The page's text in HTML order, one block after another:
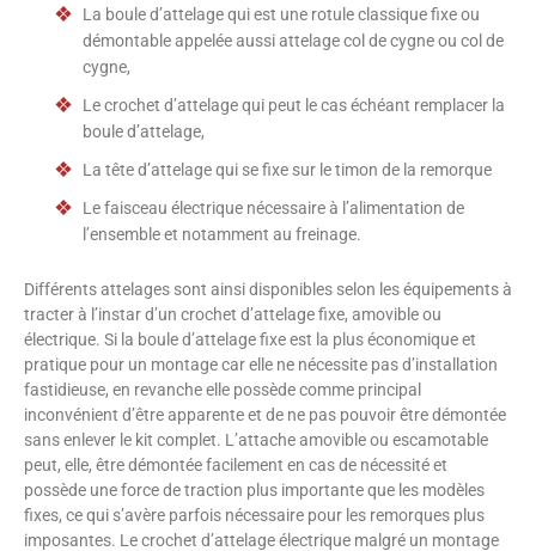
La boule d’attelage qui est une rotule classique fixe ou
démontable appelée aussi attelage col de cygne ou col de
cygne,
Le crochet d’attelage qui peut le cas échéant remplacer la
boule d’attelage,
La tête d’attelage qui se fixe sur le timon de la remorque
Le faisceau électrique nécessaire à l’alimentation de
l’ensemble et notamment au freinage.
Différents attelages sont ainsi disponibles selon les équipements à
tracter à l’instar d’un crochet d’attelage fixe, amovible ou
électrique. Si la boule d’attelage fixe est la plus économique et
pratique pour un montage car elle ne nécessite pas d’installation
fastidieuse, en revanche elle possède comme principal
inconvénient d’être apparente et de ne pas pouvoir être démontée
sans enlever le kit complet. L’attache amovible ou escamotable
peut, elle, être démontée facilement en cas de nécessité et
possède une force de traction plus importante que les modèles
fixes, ce qui s’avère parfois nécessaire pour les remorques plus
imposantes. Le crochet d’attelage électrique malgré un montage